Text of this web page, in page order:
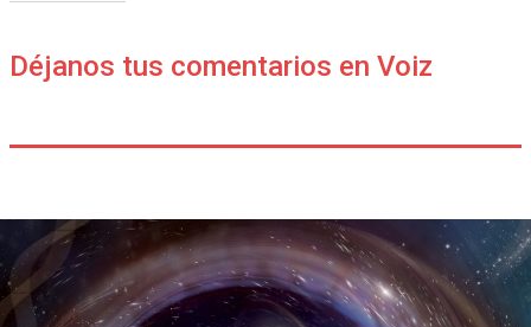
Déjanos tus comentarios en Voiz